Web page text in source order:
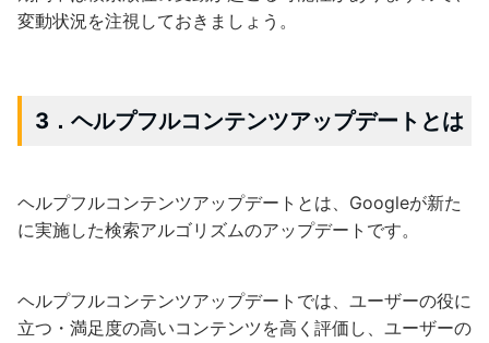
変動状況を注視しておきましょう。
3．ヘルプフルコンテンツアップデートとは
ヘルプフルコンテンツアップデートとは、Googleが新た
に実施した検索アルゴリズムのアップデートです。
ヘルプフルコンテンツアップデートでは、ユーザーの役に
立つ・満足度の高いコンテンツを高く評価し、ユーザーの